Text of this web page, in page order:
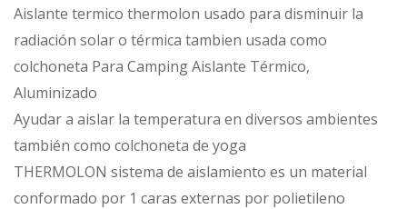
Aislante termico thermolon usado para disminuir la
radiación solar o térmica tambien usada como
colchoneta Para Camping Aislante Térmico,
Aluminizado
Ayudar a aislar la temperatura en diversos ambientes
también como colchoneta de yoga
THERMOLON sistema de aislamiento es un material
conformado por 1 caras externas por polietileno